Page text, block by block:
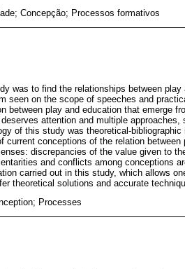
Concepção; Processos formativos
was to find the relationships between
seen on the scope of speeches and
between play and education that emerge
attention and multiple
of this study was theoretical-
current conceptions of the relation
discrepancies of the value given to
and conflicts among conceptions
carried out in this study, which allows
theoretical solutions and accurate
Processes